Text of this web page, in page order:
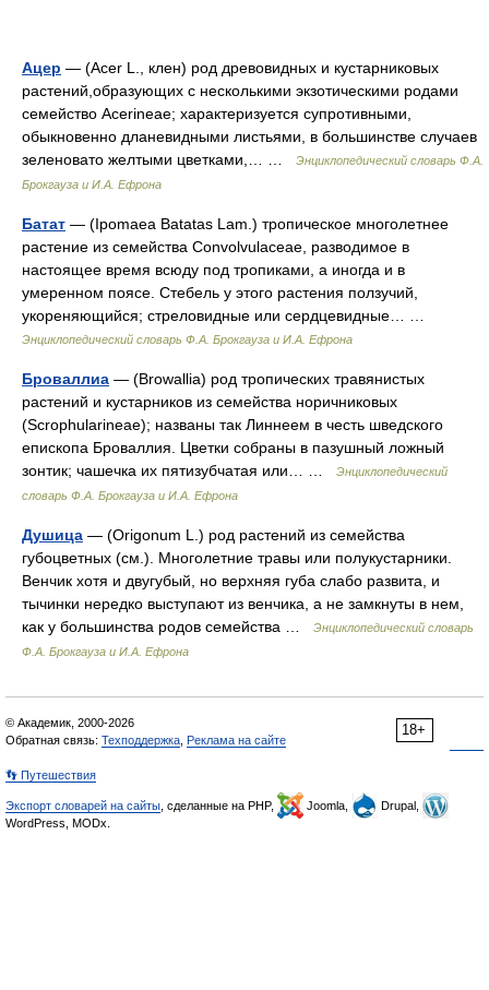
Ацер — (Acer L., клен) род древовидных и кустарниковых
растений,образующих с несколькими экзотическими родами
семейство Acerineae; характеризуется супротивными,
обыкновенно дланевидными листьями, в большинстве случаев
зеленовато желтыми цветками,… …
Энциклопедический словарь Ф.А.
Брокгауза и И.А. Ефрона
Батат — (Ipomaea Batatas Lam.) тропическое многолетнее
растение из семейства Convolvulaceae, разводимое в
настоящее время всюду под тропиками, а иногда и в
умеренном поясе. Стебель у этого растения ползучий,
укореняющийся; стреловидные или сердцевидные… …
Энциклопедический словарь Ф.А. Брокгауза и И.А. Ефрона
Броваллиа — (Browallia) род тропических травянистых
растений и кустарников из семейства норичниковых
(Scrophularineae); названы так Линнеем в честь шведского
епископа Броваллия. Цветки собраны в пазушный ложный
зонтик; чашечка их пятизубчатая или… …
Энциклопедический
словарь Ф.А. Брокгауза и И.А. Ефрона
Душица — (Origonum L.) род растений из семейства
губоцветных (см.). Многолетние травы или полукустарники.
Венчик хотя и двугубый, но верхняя губа слабо развита, и
тычинки нередко выступают из венчика, а не замкнуты в нем,
как у большинства родов семейства …
Энциклопедический словарь
Ф.А. Брокгауза и И.А. Ефрона
18+
© Академик, 2000-2026
Обратная связь: Техподдержка Реклама на сайте
👣 Путешествия
Экспорт словарей на сайты , сделанные на PHP, Joomla,
Drupal,
WordPress, MODx.